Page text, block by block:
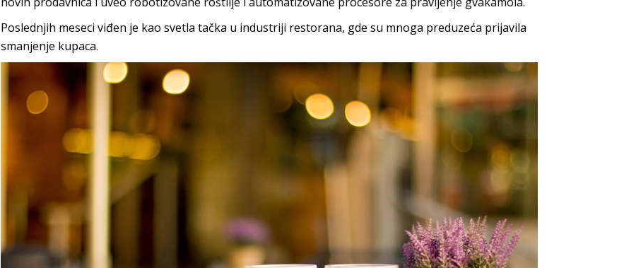
Poslednjih meseci viđen je kao svetla tačka u industriji restorana, gde su mnoga preduzeća prijavila
smanjenje kupaca.